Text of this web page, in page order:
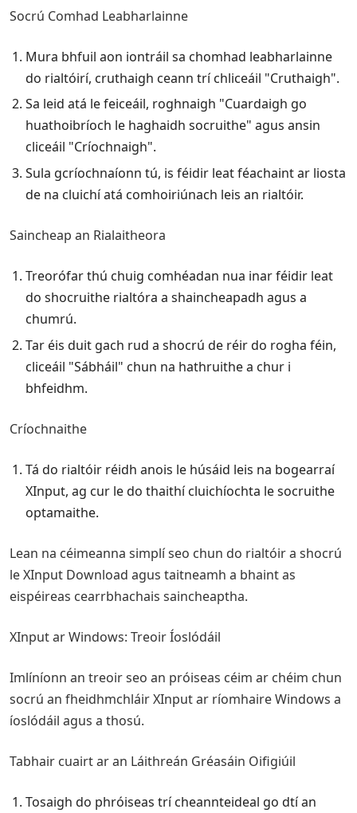
Socrú Comhad Leabharlainne
Mura bhfuil aon iontráil sa chomhad leabharlainne
do rialtóirí, cruthaigh ceann trí chliceáil "Cruthaigh".
Sa leid atá le feiceáil, roghnaigh "Cuardaigh go
huathoibríoch le haghaidh socruithe" agus ansin
cliceáil "Críochnaigh".
Sula gcríochnaíonn tú, is féidir leat féachaint ar liosta
de na cluichí atá comhoiriúnach leis an rialtóir.
Saincheap an Rialaitheora
Treorófar thú chuig comhéadan nua inar féidir leat
do shocruithe rialtóra a shaincheapadh agus a
chumrú.
Tar éis duit gach rud a shocrú de réir do rogha féin,
cliceáil "Sábháil" chun na hathruithe a chur i
bhfeidhm.
Críochnaithe
Tá do rialtóir réidh anois le húsáid leis na bogearraí
XInput, ag cur le do thaithí cluichíochta le socruithe
optamaithe.
Lean na céimeanna simplí seo chun do rialtóir a shocrú
le XInput Download agus taitneamh a bhaint as
eispéireas cearrbhachais saincheaptha.
XInput ar Windows: Treoir Íoslódáil
Imlíníonn an treoir seo an próiseas céim ar chéim chun
socrú an fheidhmchláir XInput ar ríomhaire Windows a
íoslódáil agus a thosú.
Tabhair cuairt ar an Láithreán Gréasáin Oifigiúil
Tosaigh do phróiseas trí cheannteideal go dtí an